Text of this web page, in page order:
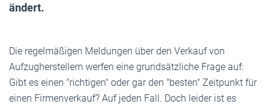
ändert.
Die regelmäßigen Meldungen über den Verkauf von
Aufzugherstellern werfen eine grundsätzliche Frage auf:
Gibt es einen "richtigen" oder gar den "besten" Zeitpunkt für
einen Firmenverkauf? Auf jeden Fall. Doch leider ist es